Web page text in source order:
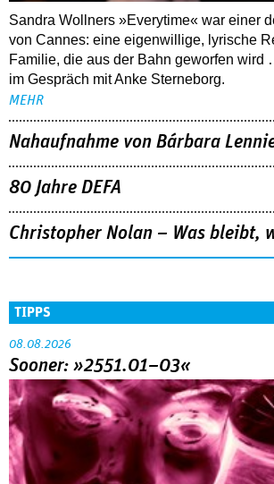
Sandra Wollners »Everytime« war einer
von Cannes: eine eigenwillige, lyrische
Familie, die aus der Bahn geworfen
im Gespräch mit Anke Sterneborg.
MEHR
Nahaufnahme von Bárbara
80 Jahre DEFA
Christopher Nolan – Was bleibt,
TIPPS
08.08.2026
Sooner: »2551.01–03«